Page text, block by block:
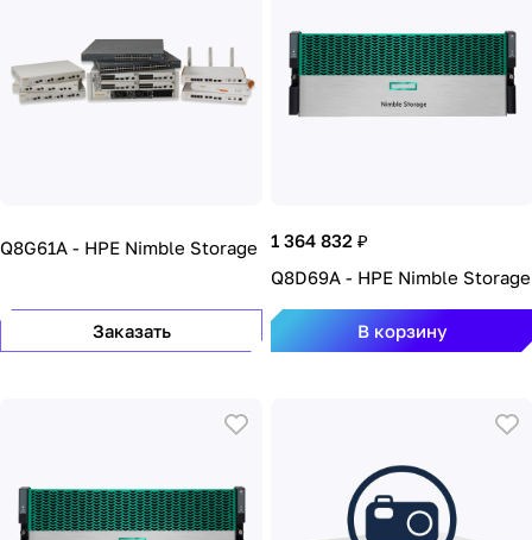
Q8G61A - HPE Nimble Storage
Заказать
1 364 832 ₽
Q8D69A - HPE Nimble Storage
В корзину